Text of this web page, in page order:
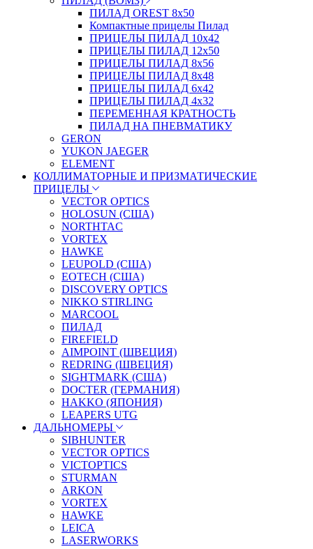
ПИЛАД OREST 8х50
Компактные прицелы Пилад
ПРИЦЕЛЫ ПИЛАД 10х42
ПРИЦЕЛЫ ПИЛАД 12х50
ПРИЦЕЛЫ ПИЛАД 8х56
ПРИЦЕЛЫ ПИЛАД 8х48
ПРИЦЕЛЫ ПИЛАД 6х42
ПРИЦЕЛЫ ПИЛАД 4х32
ПЕРЕМЕННАЯ КРАТНОСТЬ
ПИЛАД НА ПНЕВМАТИКУ
GERON
YUKON JAEGER
ELEMENT
КОЛЛИМАТОРНЫЕ И ПРИЗМАТИЧЕСКИЕ
ПРИЦЕЛЫ
VECTOR OPTICS
HOLOSUN (США)
NORTHTAC
VORTEX
HAWKE
LEUPOLD (США)
EOTECH (США)
DISCOVERY OPTICS
NIKKO STIRLING
MARCOOL
ПИЛАД
FIREFIELD
AIMPOINT (ШВЕЦИЯ)
REDRING (ШВЕЦИЯ)
SIGHTMARK (США)
DOCTER (ГЕРМАНИЯ)
HAKKO (ЯПОНИЯ)
LEAPERS UTG
ДАЛЬНОМЕРЫ
SIBHUNTER
VECTOR OPTICS
VICTOPTICS
STURMAN
ARKON
VORTEX
HAWKE
LEICA
LASERWORKS